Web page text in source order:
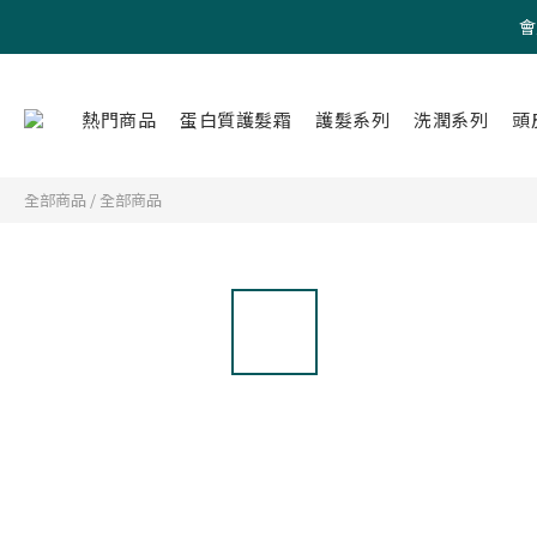
熱門商品 蛋白質護髮霜 護髮系列 洗潤系列 頭
全部商品 / 全部商品